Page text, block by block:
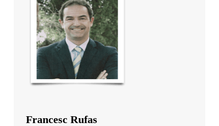
Francesc Rufas